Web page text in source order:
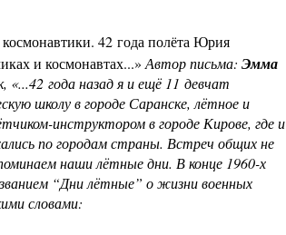
42 года полёта Юрия
и космонавтах...» Автор письма: Эмма
«...42 года назад я и ещё 11 девчат
школу в городе Саранске, лётное и
инструктором в городе Кирове, где и
по городам страны. Встреч общих не
наши лётные дни. В конце 1960-х
“Дни лётные” о жизни военных
словами: